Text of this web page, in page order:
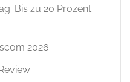
Bis zu 20 Prozent
2026